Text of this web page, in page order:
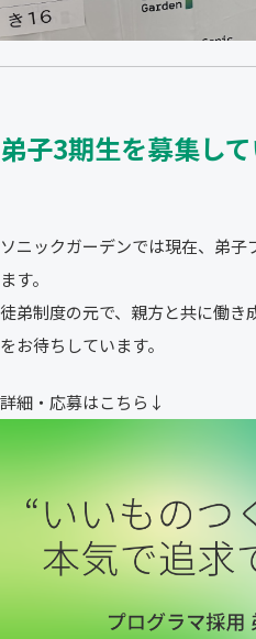
弟子3期生を募集し
ソニックガーデンでは現在、弟
ます。
徒弟制度の元で、親方と共に働き
をお待ちしています。
詳細・応募はこちら↓